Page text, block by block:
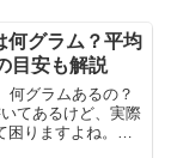
何グラム？平均
目安も解説
何グラムあるの？
てあるけど、実際
困りますよね。結